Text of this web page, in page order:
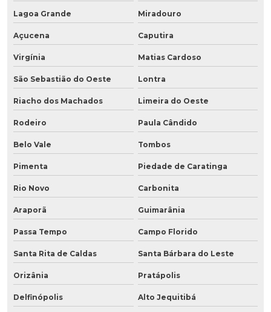
Lagoa Grande Miradouro
Açucena Caputira
Virgínia Matias Cardoso
São Sebastião do Oeste Lontra
Riacho dos Machados Limeira do Oeste
Rodeiro Paula Cândido
Belo Vale Tombos
Pimenta Piedade de Caratinga
Rio Novo Carbonita
Araporã Guimarânia
Passa Tempo Campo Florido
Santa Rita de Caldas Santa Bárbara do Leste
Orizânia Pratápolis
Delfinópolis Alto Jequitibá